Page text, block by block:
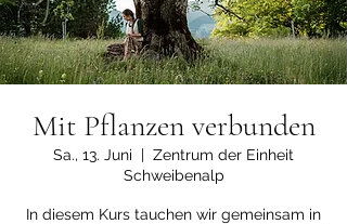
Mit Pflanzen verbunden
Sa., 13. Juni
  |
Zentrum der Einheit
Schweibenalp
In diesem Kurs tauchen wir gemeinsam in